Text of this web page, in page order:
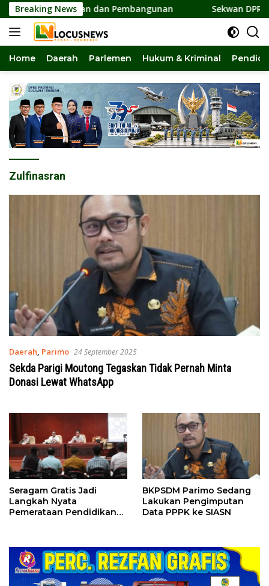
Langsung
ke
konten
Breaking News
Persatuan dan Pembangunan Sekwan DPRD Sulteng
Home Daerah Parlemen Hukum & Kriminal
Zulfinasran
Daerah, Parimo 24 September 2025
Sekda Parigi Moutong Tegaskan Tidak Pernah Minta
Donasi Lewat WhatsApp
Seragam Gratis Jadi
Langkah Nyata
Pemerataan Pendidikan
BKPSDM Parimo Sedang
Lakukan Pengimputan
Data PPPK ke SIASN